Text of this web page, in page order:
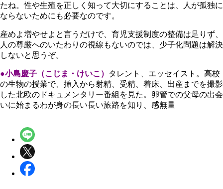
たね。性や生殖を正しく知って大切にすることは、人が孤独に
ならないためにも必要なのです。
産めよ増やせよと言うだけで、育児支援制度の整備は足りず、
人の尊厳へのいたわりの視線もないのでは、少子化問題は解決
しないと思うぞ。
●小島慶子（こじま・けいこ）
タレント、エッセイスト。高校
の生物の授業で、挿入から射精、受精、着床、出産までを撮影
した北欧のドキュメンタリー番組を見た。卵管での父母の出会
いに始まるわが身の長い長い旅路を知り、感無量